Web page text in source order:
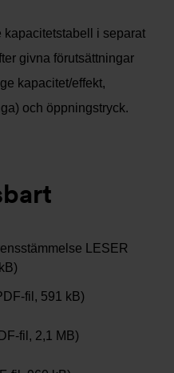
kapacitetstabell i separat
givna förutsättningar
kapacitet/effekt,
och öppningstryck.
LESER
fil, 591 kB)
fil, 2,1 MB)